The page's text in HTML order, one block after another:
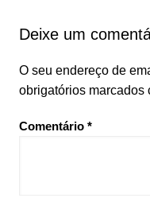
Deixe um
O seu endereço de
obrigatórios marcados
Comentário *